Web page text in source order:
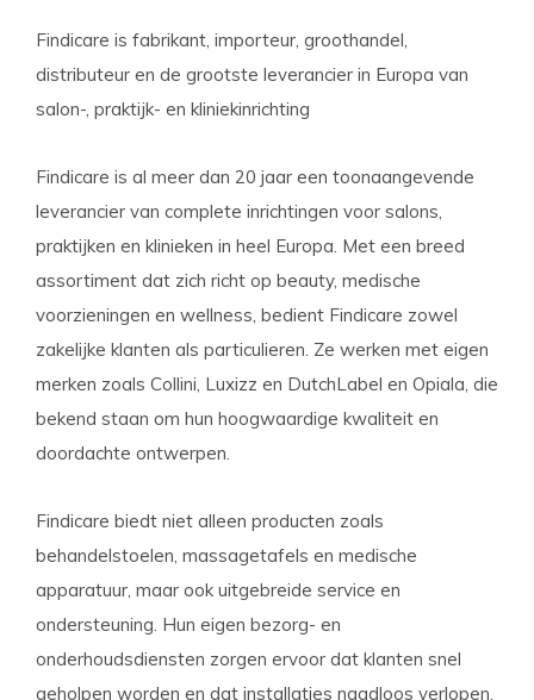
Findicare is fabrikant, importeur, groothandel,
distributeur en de grootste leverancier in Europa van
salon-, praktijk- en kliniekinrichting
Findicare is al meer dan 20 jaar een toonaangevende
leverancier van complete inrichtingen voor salons,
praktijken en klinieken in heel Europa. Met een breed
assortiment dat zich richt op beauty, medische
voorzieningen en wellness, bedient Findicare zowel
zakelijke klanten als particulieren. Ze werken met eigen
merken zoals Collini, Luxizz en DutchLabel en Opiala, die
bekend staan om hun hoogwaardige kwaliteit en
doordachte ontwerpen.
Findicare biedt niet alleen producten zoals
behandelstoelen, massagetafels en medische
apparatuur, maar ook uitgebreide service en
ondersteuning. Hun eigen bezorg- en
onderhoudsdiensten zorgen ervoor dat klanten snel
geholpen worden en dat installaties naadloos verlopen.